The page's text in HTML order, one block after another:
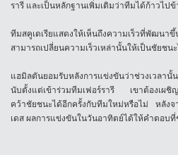
รารี และเป็นหลักฐานเพิ่มเติมว่าทีมได้ก้าวไป
ทีมสคูเดเรียแสดงให้เห็นถึงความเร็วที่พัฒน
สามารถเปลี่ยนความเร็วเหล่านั้นให้เป็นชัยชน
แฮมิลตันยอมรับหลังการแข่งขันว่าช่วงเวลานั้
นับตั้งแต่เข้าร่วมทีมเฟอร์รารี เขาต้องเผชิญ
คว้าชัยชนะได้อีกครั้งกับทีมใหม่หรือไม่ หลังจ
เดส ผลการแข่งขันในวันอาทิตย์ได้ให้คำตอบที่